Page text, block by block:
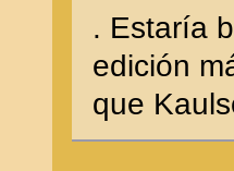
. Estaría
edición
que